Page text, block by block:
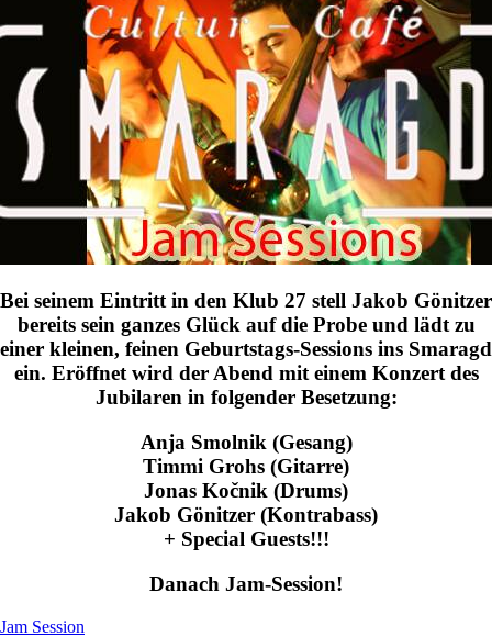
Bei seinem Eintritt in den Klub 27 stell Jakob Gönitzer
bereits sein ganzes Glück auf die Probe und lädt zu
einer kleinen, feinen Geburtstags-Sessions ins Smaragd
ein. Eröffnet wird der Abend mit einem Konzert des
Jubilaren in folgender Besetzung:
Anja Smolnik (Gesang)
Timmi Grohs (Gitarre)
Jonas Kočnik (Drums)
Jakob Gönitzer (Kontrabass)
+ Special Guests!!!
Danach Jam-Session!
Jam Session